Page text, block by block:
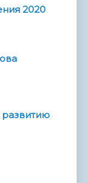
2020
развитию